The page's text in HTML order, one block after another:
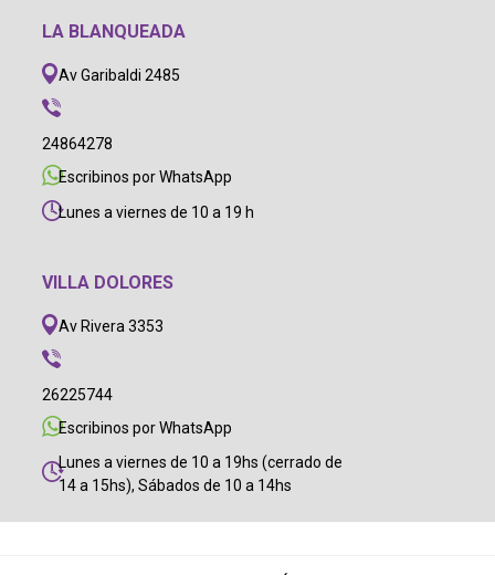
LA BLANQUEADA
Av Garibaldi 2485
24864278
Escribinos por WhatsApp
Lunes a viernes de 10 a 19 h
VILLA DOLORES
Av Rivera 3353
26225744
Escribinos por WhatsApp
Lunes a viernes de 10 a 19hs (cerrado de
14 a 15hs), Sábados de 10 a 14hs